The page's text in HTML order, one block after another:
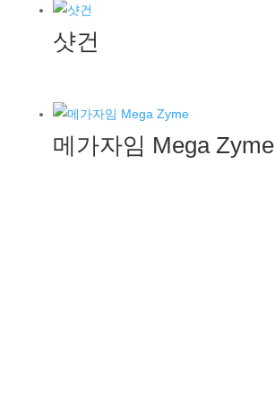
샷건
메가자임 Mega Zyme